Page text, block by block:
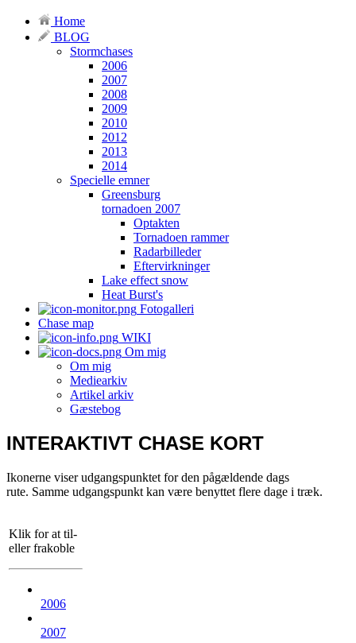
Home
BLOG
Stormchases
2006
2007
2008
2009
2010
2012
2013
2014
Specielle emner
Greensburg
tornadoen 2007
Optakten
Tornadoen rammer
Radarbilleder
Eftervirkninger
Lake effect snow
Heat Burst's
Fotogalleri
Chase map
WIKI
Om mig
Om mig
Mediearkiv
Artikel arkiv
Gæstebog
INTERAKTIVT CHASE KORT
Ikonerne viser udgangspunktet for den pågældende dags
rute. Samme udgangspunkt kan være benyttet flere dage i træk.
Klik for at til-
eller frakoble
2006
2007